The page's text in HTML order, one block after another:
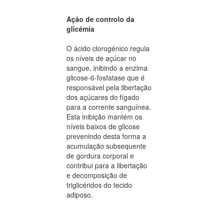
Ação de controlo da
glicémia
O ácido clorogénico regula
os níveis de açúcar no
sangue, inibindo a enzima
glicose-6-fosfatase que é
responsável pela libertação
dos açúcares do fígado
para a corrente sanguínea.
Esta inibição mantém os
níveis baixos de glicose
prevenindo desta forma a
acumulação subsequente
de gordura corporal e
contribui para a libertação
e decomposição de
triglicéridos do tecido
adiposo.